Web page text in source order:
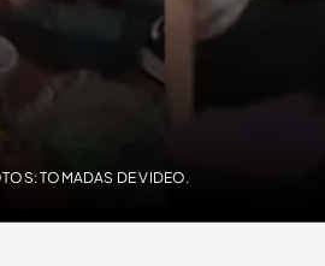
TOMADAS DE VIDEO.